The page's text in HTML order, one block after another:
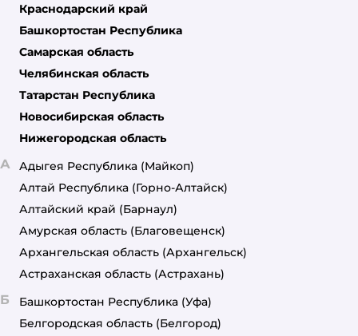
Краснодарский край
Башкортостан Республика
Самарская область
Челябинская область
Татарстан Республика
Новосибирская область
Нижегородская область
А Адыгея Республика (Майкоп)
Алтай Республика (Горно-Алтайск)
Алтайский край (Барнаул)
Амурская область (Благовещенск)
Архангельская область (Архангельск)
Астраханская область (Астрахань)
Б Башкортостан Республика (Уфа)
Белгородская область (Белгород)